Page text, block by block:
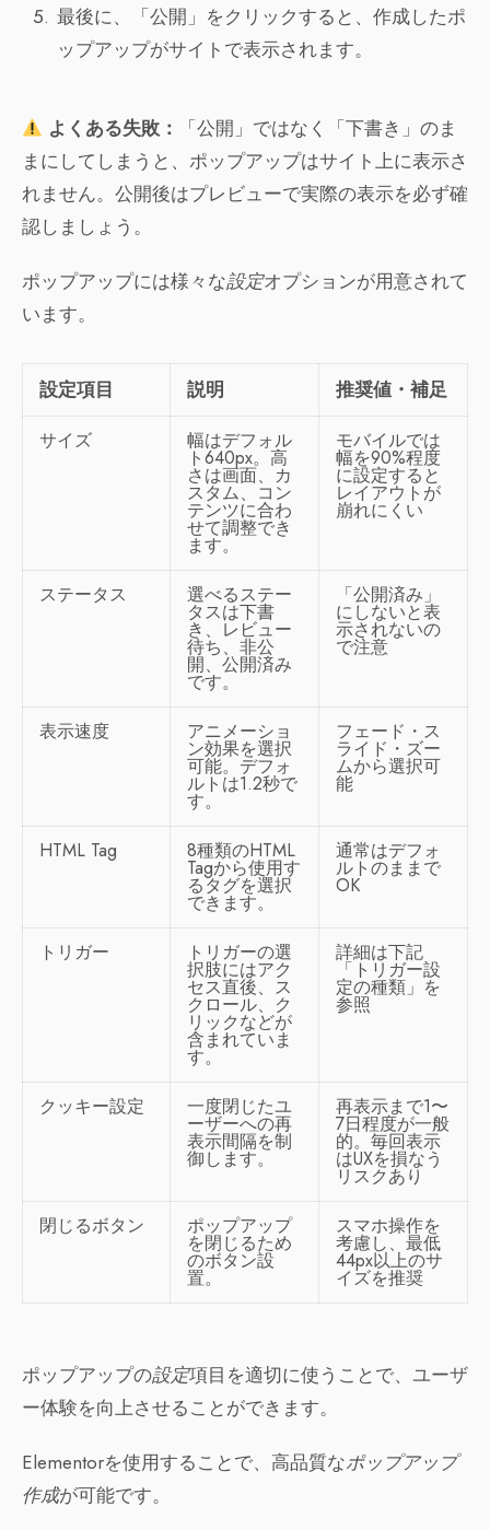
最後に、「公開」をクリックすると、作成したポ
ップアップがサイトで表示されます。
よくある失敗：
「公開」ではなく「下書き」のま
まにしてしまうと、ポップアップはサイト上に表示さ
れません。公開後はプレビューで実際の表示を必ず確
認しましょう。
ポップアップには様々な設定オプションが用意されて
います。
設定項目 説明 推奨値・補足
サイズ 幅はデフォル
ト640px。高
さは画面、カ
スタム、コン
テンツに合わ
せて調整でき
ます。
モバイルでは
幅を90%程度
に設定すると
レイアウトが
崩れにくい
ステータス 選べるステー
タスは下書
き、レビュー
待ち、非公
開、公開済み
です。
「公開済み」
にしないと表
示されないの
で注意
表示速度 アニメーショ
ン効果を選択
可能。デフォ
ルトは1.2秒で
す。
フェード・ス
ライド・ズー
ムから選択可
能
HTML Tag 8種類のHTML
Tagから使用す
るタグを選択
できます。
通常はデフォ
ルトのままで
OK
トリガー トリガーの選
択肢にはアク
セス直後、ス
クロール、ク
リックなどが
含まれていま
す。
詳細は下記
「トリガー設
定の種類」を
参照
クッキー設定 一度閉じたユ
ーザーへの再
表示間隔を制
御します。
再表示まで1〜
7日程度が一般
的。毎回表示
はUXを損なう
リスクあり
閉じるボタン
ポップアップ
を閉じるため
のボタン設
置。
スマホ操作を
考慮し、最低
44px以上のサ
イズを推奨
ポップアップの設定項目を適切に使うことで、ユーザ
ー体験を向上させることができます。
Elementorを使用することで、高品質なポップアップ
作成が可能です。